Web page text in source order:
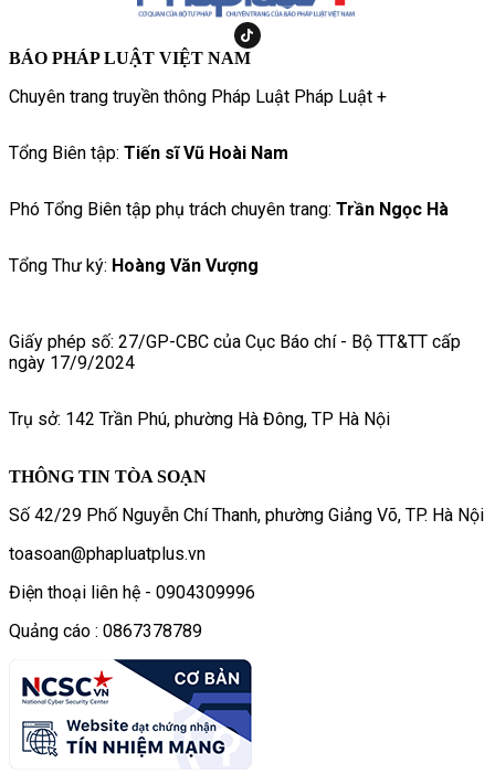
BÁO PHÁP LUẬT VIỆT NAM
Chuyên trang truyền thông Pháp Luật Pháp Luật +
Tổng Biên tập: Tiến sĩ Vũ Hoài Nam
Phó Tổng Biên tập phụ trách chuyên trang: Trần Ngọc Hà
Tổng Thư ký: Hoàng Văn Vượng
Giấy phép số: 27/GP-CBC của Cục Báo chí - Bộ TT&TT cấp
ngày 17/9/2024
Trụ sở: 142 Trần Phú, phường Hà Đông, TP Hà Nội
THÔNG TIN TÒA SOẠN
Số 42/29 Phố Nguyễn Chí Thanh, phường Giảng Võ, TP. Hà Nội
toasoan@phapluatplus.vn
Điện thoại liên hệ - 0904309996
Quảng cáo : 0867378789